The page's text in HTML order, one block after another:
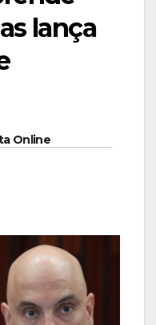
lança
Online